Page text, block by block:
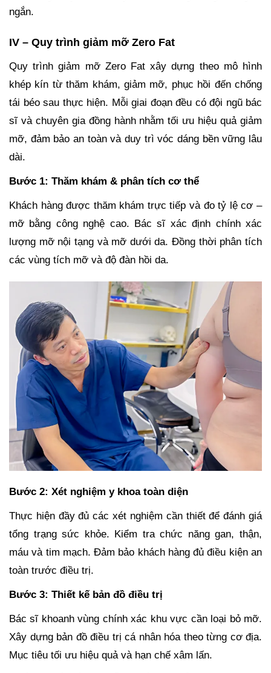
ngắn.
IV – Quy trình giảm mỡ Zero Fat
Quy trình giảm mỡ Zero Fat xây dựng theo mô hình
khép kín từ thăm khám, giảm mỡ, phục hồi đến chống
tái béo sau thực hiện. Mỗi giai đoạn đều có đội ngũ bác
sĩ và chuyên gia đồng hành nhằm tối ưu hiệu quả giảm
mỡ, đảm bảo an toàn và duy trì vóc dáng bền vững lâu
dài.
Bước 1: Thăm khám & phân tích cơ thể
Khách hàng được thăm khám trực tiếp và đo tỷ lệ cơ –
mỡ bằng công nghệ cao. Bác sĩ xác định chính xác
lượng mỡ nội tạng và mỡ dưới da. Đồng thời phân tích
các vùng tích mỡ và độ đàn hồi da.
Bước 2: Xét nghiệm y khoa toàn diện
Thực hiện đầy đủ các xét nghiệm cần thiết để đánh giá
tổng trạng sức khỏe. Kiểm tra chức năng gan, thận,
máu và tim mạch. Đảm bảo khách hàng đủ điều kiện an
toàn trước điều trị.
Bước 3: Thiết kế bản đồ điều trị
Bác sĩ khoanh vùng chính xác khu vực cần loại bỏ mỡ.
Xây dựng bản đồ điều trị cá nhân hóa theo từng cơ địa.
Mục tiêu tối ưu hiệu quả và hạn chế xâm lấn.